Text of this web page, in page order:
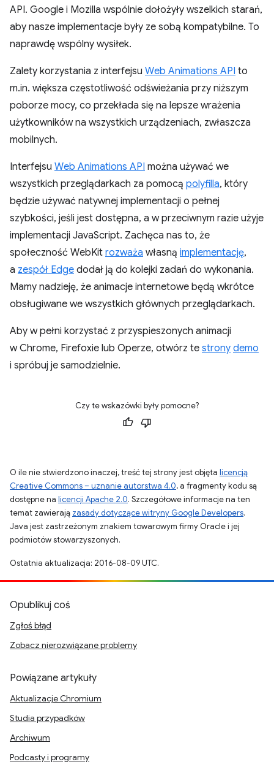
API. Google i Mozilla wspólnie dołożyły wszelkich starań,
aby nasze implementacje były ze sobą kompatybilne. To
naprawdę wspólny wysiłek.
Zalety korzystania z interfejsu Web Animations API to
m.in. większa częstotliwość odświeżania przy niższym
poborze mocy, co przekłada się na lepsze wrażenia
użytkowników na wszystkich urządzeniach, zwłaszcza
mobilnych.
Interfejsu Web Animations API można używać we
wszystkich przeglądarkach za pomocą polyfilla, który
będzie używać natywnej implementacji o pełnej
szybkości, jeśli jest dostępna, a w przeciwnym razie użyje
implementacji JavaScript. Zachęca nas to, że
społeczność WebKit rozważa własną implementację,
a zespół Edge dodał ją do kolejki zadań do wykonania.
Mamy nadzieję, że animacje internetowe będą wkrótce
obsługiwane we wszystkich głównych przeglądarkach.
Aby w pełni korzystać z przyspieszonych animacji
w Chrome, Firefoxie lub Operze, otwórz te strony demo
i spróbuj je samodzielnie.
Czy te wskazówki były pomocne?
O ile nie stwierdzono inaczej, treść tej strony jest objęta licencją
Creative Commons – uznanie autorstwa 4.0, a fragmenty kodu są
dostępne na licencji Apache 2.0. Szczegółowe informacje na ten
temat zawierają zasady dotyczące witryny Google Developers.
Java jest zastrzeżonym znakiem towarowym firmy Oracle i jej
podmiotów stowarzyszonych.
Ostatnia aktualizacja: 2016-08-09 UTC.
Opublikuj coś
Zgłoś błąd
Zobacz nierozwiązane problemy
Powiązane artykuły
Aktualizacje Chromium
Studia przypadków
Archiwum
Podcasty i programy